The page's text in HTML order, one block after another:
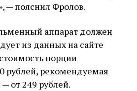
— пояснил Фролов.
аппарат должен
из данных на сайте
порции
рублей, рекомендуемая
от 249 рублей.